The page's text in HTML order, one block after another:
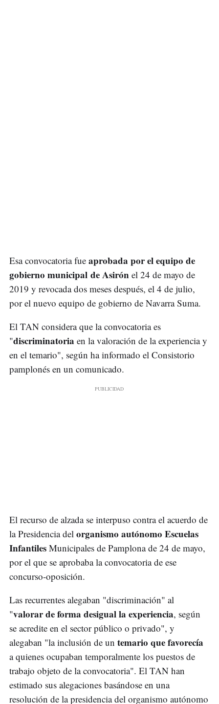
Esa convocatoria fue aprobada por el equipo de
gobierno municipal de Asirón el 24 de mayo de
2019 y revocada dos meses después, el 4 de julio,
por el nuevo equipo de gobierno de Navarra Suma.
El TAN considera que la convocatoria es
"discriminatoria en la valoración de la experiencia y
en el temario", según ha informado el Consistorio
pamplonés en un comunicado.
El recurso de alzada se interpuso contra el acuerdo de
la Presidencia del organismo autónomo Escuelas
Infantiles Municipales de Pamplona de 24 de mayo,
por el que se aprobaba la convocatoria de ese
concurso-oposición.
Las recurrentes alegaban "discriminación" al
"valorar de forma desigual la experiencia, según
se acredite en el sector público o privado", y
alegaban "la inclusión de un temario que favorecía
a quienes ocupaban temporalmente los puestos de
trabajo objeto de la convocatoria". El TAN han
estimado sus alegaciones basándose en una
resolución de la presidencia del organismo autónomo